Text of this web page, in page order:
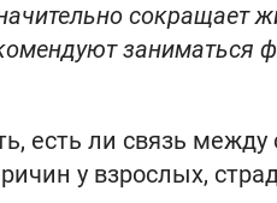
сокращает
заниматься
есть ли связь
у взрослых,